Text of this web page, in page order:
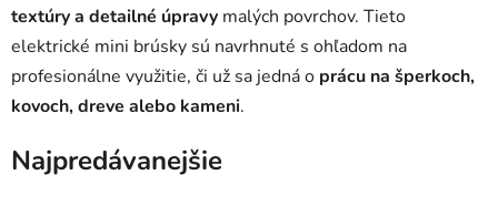
textúry a detailné úpravy malých povrchov. Tieto
elektrické mini brúsky sú navrhnuté s ohľadom na
profesionálne využitie, či už sa jedná o prácu na šperkoch,
kovoch, dreve alebo kameni.
Najpredávanejšie